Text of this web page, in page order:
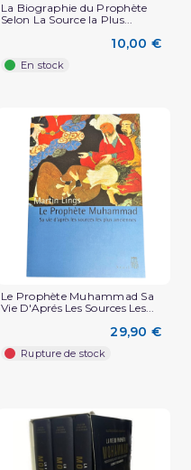
La Biographie du Prophète
Selon La Source la Plus...
10,00 €
En stock
Le Prophète Muhammad Sa
Vie D'Aprés Les Sources Les...
29,90 €
Rupture de stock